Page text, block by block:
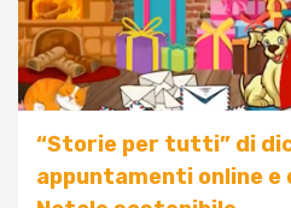
“Storie per tutti” di
appuntamenti online e